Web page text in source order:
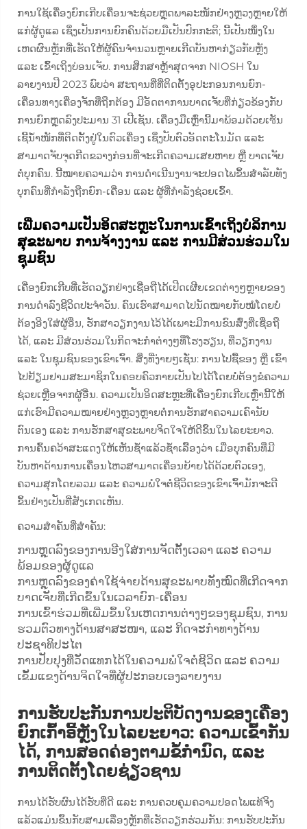
ການໃຊ້ເຄື່ອງຍົກເກີບເຄື່ອນຈະຊ່ວຍຫຼຸດພາລະໜັກຢ່າງຫຼວງຫຼາຍໃຫ້
ແກ່ຜູ້ດູແລ ເຊິ່ງເປັນການຍົກຄົນດ້ວຍມືເປັນປົກກະຕິ; ນີ້ເປັນໜຶ່ງໃນ
ເຫດຜົນຫຼັກທີ່ເຮັດໃຫ້ຜູ້ຄົນຈຳນວນຫຼາຍເກີດບັນຫາກ່ຽວກັບຫຼັງ
ແລະ ເຂົ້າເຖິງບ່ອນເຈັບ. ການສຶກສາຫຼ້າສຸດຈາກ NIOSH ໃນ
ລາຍງານປີ 2023 ພົບວ່າ ສະຖານທີ່ທີ່ຕິດຕັ້ງອຸປະກອນການຍົກ-
ເຄື່ອນທາງເຄື່ອງຈັກທີ່ຖືກຕ້ອງ ມີອັດຕາການບາດເຈັບທີ່ກ່ຽວຂ້ອງກັບ
ການຍົກຫຼຸດລົງປະມານ 31 ເປີເຊັນ. ເຄື່ອງມືເຫຼົ່ານີ້ມາພ້ອມດ້ວຍເซັນ
ເຊີ້ນ້ຳໜັກທີ່ຕິດຕັ້ງຢູ່ໃນຕົວເຄື່ອງ ເຊິ່ງປັບຕົວອັດຕະໂນມັດ ແລະ
ສາມາດຈັບຈຸດກີດຂວາງກ່ອນທີ່ຈະເກີດຄວາມເສຍຫາຍ ຫຼື ບາດເຈັບ
ຕໍ່ບຸກຄົນ. ນີ້ໝາຍຄວາມວ່າ ການດຳເນີນງານຈະປອດໄພຂຶ້ນສຳລັບທັງ
ບຸກຄົນທີ່ກຳລັງຖືກຍົກ-ເຄື່ອນ ແລະ ຜູ້ທີ່ກຳລັງຊ່ວຍເຂົ້າ.
ເພີ່ມຄວາມເປັນອິດສະຫຼະໃນການເຂົ້າເຖິງບໍລິການ
ສຸຂະພາບ ການຈ້າງງານ ແລະ ການມີສ່ວນຮ່ວມໃນ
ຊຸມຊົນ
ເຄື່ອງຍົກເກີບທີ່ເຮັດວຽກຢ່າງເຊື່ອຖືໄດ້ເປີດເຜີຍເຂດຕ່າງໆຫຼາຍຂອງ
ການດຳລົງຊີວິດປະຈຳວັນ. ຄົນເຮົາສາມາດໄປນັດໝາຍກັບໝໍໂດຍບໍ່
ຕ້ອງອີງໃສ່ຜູ້ອື່ນ, ຮັກສາວຽກງານໄວ້ໄດ້ເພາະມີການຂົນສົ່ງທີ່ເຊື່ອຖື
ໄດ້, ແລະ ມີສ່ວນຮ່ວມໃນກິດຈະກຳຕ່າງໆທີ່ໂຮງຮຽນ, ທີ່ວຽກງານ
ແລະ ໃນຊຸມຊົນຂອງເຂົາເຈົ້າ. ສິ່ງທີ່ງ່າຍໆເຊັ່ນ: ການໄປຊື້ຂອງ ຫຼື ເຂົ້າ
ໄປຢ້ຽມຢາມສະມາຊິກໃນຄອບຄົວກາຍເປັນໄປໄດ້ໂດຍບໍ່ຕ້ອງຂໍຄວາມ
ຊ່ວຍເຫຼືອຈາກຜູ້ອື່ນ. ຄວາມເປັນອິດສະຫຼະທີ່ເຄື່ອງຍົກເກີບເຫຼົ່ານີ້ໃຫ້
ແກ່ເຮົາມີຄວາມໝາຍຢ່າງຫຼວງຫຼາຍຕໍ່ການຮັກສາຄວາມເຄົານັບ
ຕົນເອງ ແລະ ການຮັກສາສຸຂະພາບຈິດໃຈໃຫ້ດີຂຶ້ນໃນໄລຍະຍາວ.
ການຄົ້ນຄວ້າສະແດງໃຫ້ເຫັນຊ້ຳແລ້ວຊ້ຳເລື້ອງວ່າ ເມື່ອບຸກຄົນທີ່ມີ
ບັນຫາດ້ານການເຄື່ອນໄຫວສາມາດເຄື່ອນຍ້າຍໄດ້ດ້ວຍຕົວເອງ,
ຄວາມສຸກໂດຍລວມ ແລະ ຄວາມພໍໃຈຕໍ່ຊີວິດຂອງເຂົາເຈົ້າມັກຈະດີ
ຂຶ້ນຢ່າງເປັນທີ່ສັງເກດເຫັນ.
ຄວາມສຳຄັນທີ່ສຳຄັນ:
ການຫຼຸດລົງຂອງການອີງໃສ່ການຈັດຕັ້ງເວລາ ແລະ ຄວາມ
ພ້ອມຂອງຜູ້ດູແລ
ການຫຼຸດລົງຂອງຄ່າໃຊ້ຈ່າຍດ້ານສຸຂະພາບທັງໝົດທີ່ເກີດຈາກ
ບາດເຈັບທີ່ເກີດຂຶ້ນໃນເວລາຍົກ-ເຄື່ອນ
ການເຂົ້າຮ່ວມທີ່ເພີ່ມຂຶ້ນໃນເຫດການຕ່າງໆຂອງຊຸມຊົນ, ການ
ຮວມຕົວທາງດ້ານສາສະໜາ, ແລະ ກິດຈະກຳທາງດ້ານ
ປະຊາທິປະໄຕ
ການປັບປຸງທີ່ວັດແທກໄດ້ໃນຄວາມພໍໃຈຕໍ່ຊີວິດ ແລະ ຄວາມ
ເຂັ້ມແຂງດ້ານຈິດໃຈທີ່ຜູ້ປະກອບເອງລາຍງານ
ການຮັບປະກັນການປະຕິບັດງານຂອງເຄື່ອງ
ຍົກເກົ້າອີ້ຫຼັງໃນໄລຍະຍາວ: ຄວາມເຂົ້າກັນ
ໄດ້, ການສອດຄ່ອງຕາມຂໍ້ກຳນົດ, ແລະ
ການຕິດຕັ້ງໂດຍຊ່ຽວຊານ
ການໄດ້ຮັບຜົນໄດ້ຮັບທີ່ດີ ແລະ ການຄວບຄຸມຄວາມປອດໄພແທ້ຈິງ
ແລ້ວແມ່ນຂຶ້ນກັບສາມເລື່ອງຫຼັກທີ່ເຮັດວຽກຮ່ວມກັນ: ການຮັບປະກັນ